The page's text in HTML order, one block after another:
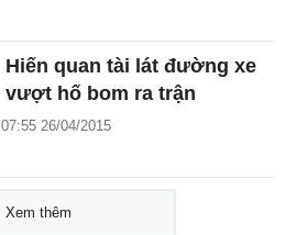
Hiến quan tài lát đường xe
vượt hố bom ra trận
07:55 26/04/2015
Xem thêm